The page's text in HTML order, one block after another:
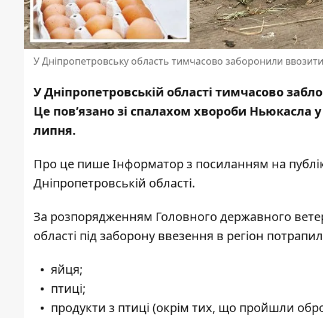
У Дніпропетровську область тимчасово заборонили
У Дніпропетровській області тимчасово
Це пов’язано зі спалахом хвороби Ньюкасла
липня.
Про це пише Інформаторз посиланням на
Дніпропетровській області.
За розпорядженням Головного державного
області під заборону ввезення в регіон
яйця;
птиці;
продукти з птиці (окрім тих, що пройшли